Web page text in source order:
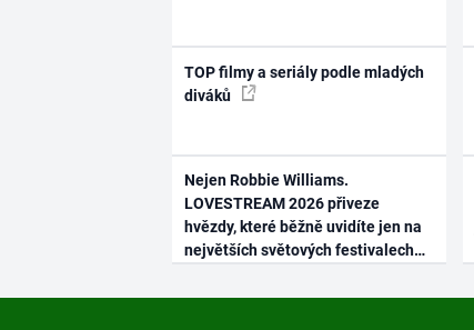
TOP filmy a seriály podle mladých
diváků
Nejen Robbie Williams.
LOVESTREAM 2026 přiveze
hvězdy, které běžně uvidíte jen na
největších světových festivalech